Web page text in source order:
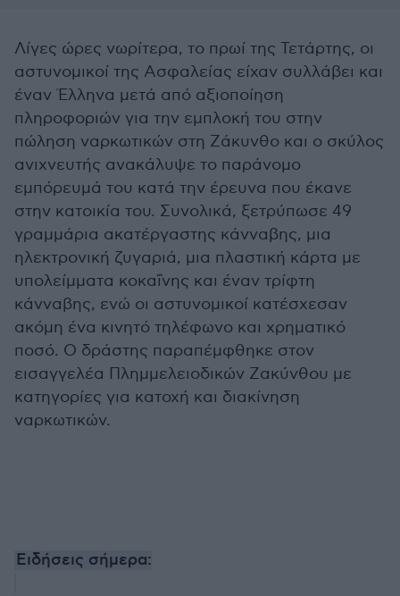
Λίγες ώρες νωρίτερα, το πρωί της Τετάρτης, οι
αστυνομικοί της Ασφαλείας είχαν συλλάβει και
έναν Έλληνα μετά από αξιοποίηση
πληροφοριών για την εμπλοκή του στην
πώληση ναρκωτικών στη Ζάκυνθο και ο σκύλος
ανιχνευτής ανακάλυψε το παράνομο
εμπόρευμά του κατά την έρευνα που έκανε
στην κατοικία του. Συνολικά, ξετρύπωσε 49
γραμμάρια ακατέργαστης κάνναβης, μια
ηλεκτρονική ζυγαριά, μια πλαστική κάρτα με
υπολείμματα κοκαΐνης και έναν τρίφτη
κάνναβης, ενώ οι αστυνομικοί κατέσχεσαν
ακόμη ένα κινητό τηλέφωνο και χρηματικό
ποσό. Ο δράστης παραπέμφθηκε στον
εισαγγελέα Πλημμελειοδικών Ζακύνθου με
κατηγορίες για κατοχή και διακίνηση
ναρκωτικών.
Ειδήσεις σήμερα: